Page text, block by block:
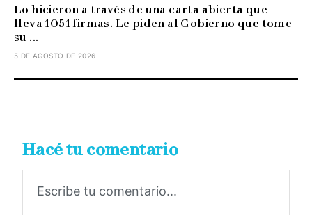
Lo hicieron a través de una carta abierta que
lleva 1051 firmas. Le piden al Gobierno que tome
su ...
5 DE AGOSTO DE 2026
Hacé tu comentario